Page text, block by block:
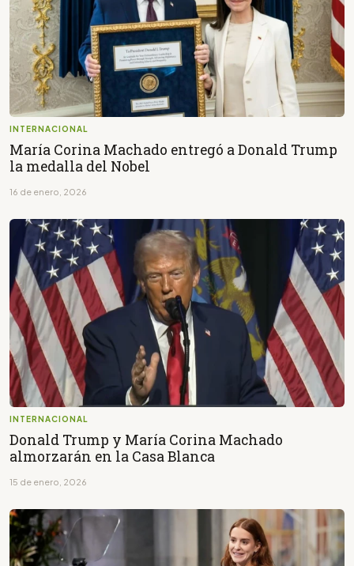
INTERNACIONAL
María Corina Machado entregó a Donald Trump
la medalla del Nobel
16 de enero, 2026
INTERNACIONAL
Donald Trump y María Corina Machado
almorzarán en la Casa Blanca
15 de enero, 2026